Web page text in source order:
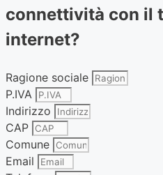
connettività con il
internet?
Ragione sociale
P.IVA
Indirizzo
CAP
Comune
Email